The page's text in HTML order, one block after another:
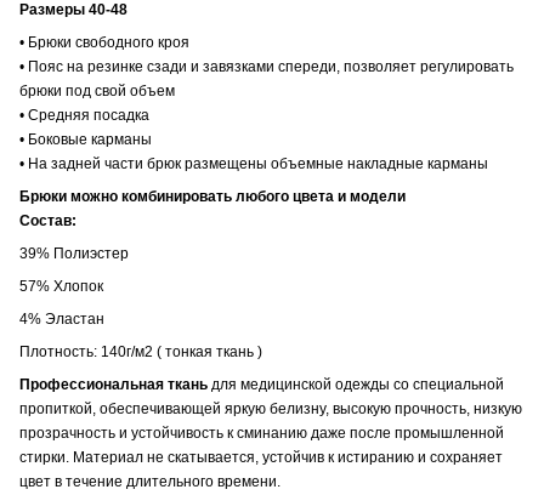
Размеры 40-48
• Брюки свободного кроя
• Пояс на резинке сзади и завязками спереди, позволяет регулировать
брюки под свой объем
• Средняя посадка
• Боковые карманы
• На задней части брюк размещены объемные накладные карманы
Брюки можно комбинировать любого цвета и модели
Состав:
39% Полиэстер
57% Хлопок
4% Эластан
Плотность: 140г/м2 ( тонкая ткань )
Профессиональная ткань для медицинской одежды со специальной
пропиткой, обеспечивающей яркую белизну, высокую прочность, низкую
прозрачность и устойчивость к сминанию даже после промышленной
стирки. Материал не скатывается, устойчив к истиранию и сохраняет
цвет в течение длительного времени.